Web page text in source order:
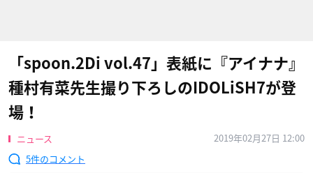
「spoon.2Di vol.47」表紙に『アイナナ』
種村有菜先生撮り下ろしのIDOLiSH7が登
場！
ニュース
2019年02月27日 12:00
5